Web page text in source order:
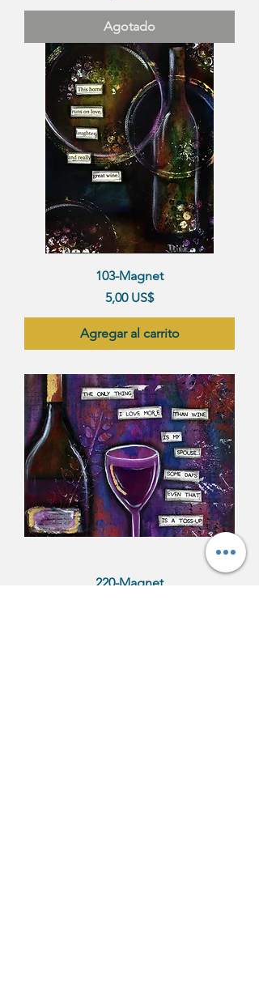
Agotado
103-Magnet
Precio
5,00 US$
Agregar al carrito
220-Magnet